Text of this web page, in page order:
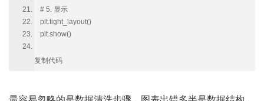
# 5. 显示
plt.tight_layout()
plt.show()
复制代码